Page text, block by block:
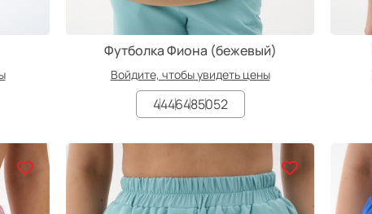
Футболка Фиона (бежевый)
Войдите, чтобы увидеть цены
4446485052